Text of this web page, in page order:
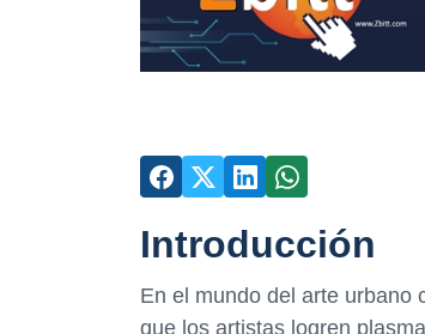
Introducción
En el mundo del arte urbano
que los artistas logren